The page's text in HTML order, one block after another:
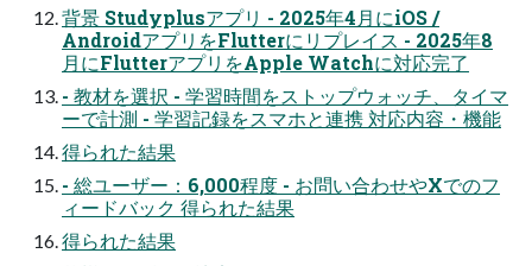
背景 Studyplusアプリ - 2025年4月にiOS /
AndroidアプリをFlutterにリプレイス - 2025年8
月にFlutterアプリをApple Watchに対応完了
- 教材を選択 - 学習時間をストップウォッチ、タイマ
ーで計測 - 学習記録をスマホと連携 対応内容・機能
得られた結果
- 総ユーザー：6,000程度 - お問い合わせやXでのフ
ィードバック 得られた結果
得られた結果